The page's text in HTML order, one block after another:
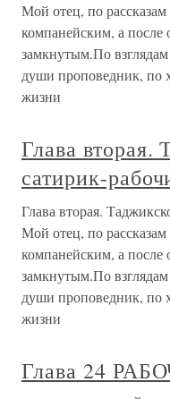
Мой отец, по
компанейским, а
замкнутым.По
души проповедник, по
жизни
Глава вторая.
сатирик-
Глава вторая.
Мой отец, по
компанейским, а
замкнутым.По
души проповедник, по
жизни
Глава 24